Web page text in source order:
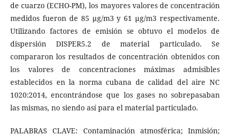
de cuarzo (ECHO-PM), los mayores valores de concentración
medidos fueron de 85 µg/m3 y 61 µg/m3 respectivamente.
Utilizando factores de emisión se obtuvo el modelos de
dispersión DISPER5.2 de material particulado. Se
compararon los resultados de concentración obtenidos con
los valores de concentraciones máximas admisibles
establecidos en la norma cubana de calidad del aire NC
1020:2014, encontrándose que los gases no sobrepasaban
las mismas, no siendo así para el material particulado.
PALABRAS CLAVE: Contaminación atmosférica; Inmisión;